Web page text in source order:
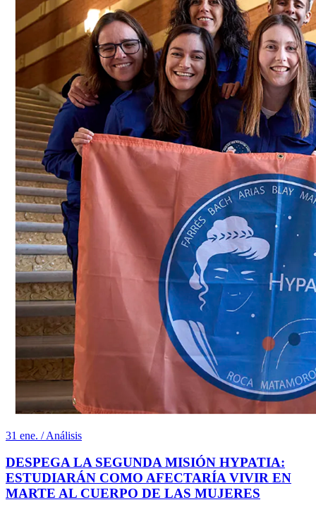
31 ene. / Análisis
DESPEGA LA SEGUNDA MISIÓN HYPATIA:
ESTUDIARÁN COMO AFECTARÍA VIVIR EN
MARTE AL CUERPO DE LAS MUJERES